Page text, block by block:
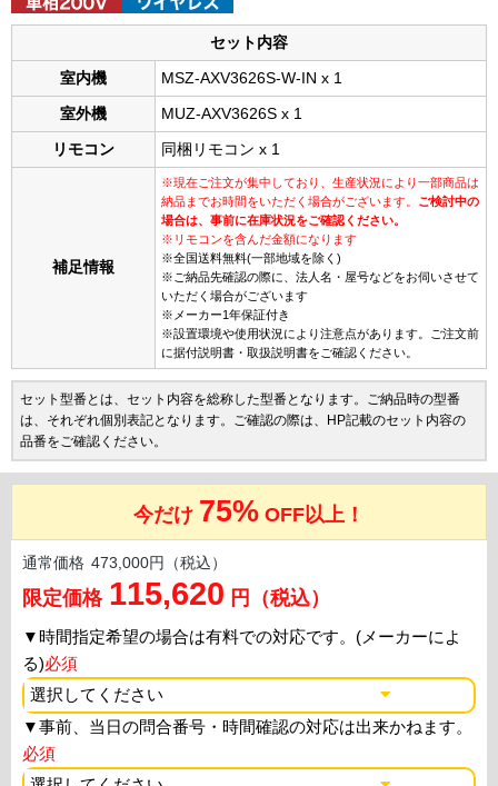
セット内容
室内機 MSZ-AXV3626S-W-IN x 1
室外機 MUZ-AXV3626S x 1
リモコン 同梱リモコン x 1
補足情報
※現在ご注文が集中しており、生産状況により一部商品は
納品までお時間をいただく場合がございます。 ご検討中の
場合は、事前に在庫状況をご確認ください。
※リモコンを含んだ金額になります
※全国送料無料(一部地域を除く)
※ご納品先確認の際に、法人名・屋号などをお伺いさせて
いただく場合がございます
※メーカー1年保証付き
※設置環境や使用状況により注意点があります。ご注文前
に据付説明書・取扱説明書をご確認ください。
セット型番とは、セット内容を総称した型番となります。ご納品時の型番
は、それぞれ個別表記となります。ご確認の際は、HP記載のセット内容の
品番をご確認ください。
今だけ 75% OFF以上！
通常価格 473,000円（税込）
限定価格 115,620 円（税込）
▼時間指定希望の場合は有料での対応です。(メーカーによ
る)必須
▼事前、当日の問合番号・時間確認の対応は出来かねます。
必須